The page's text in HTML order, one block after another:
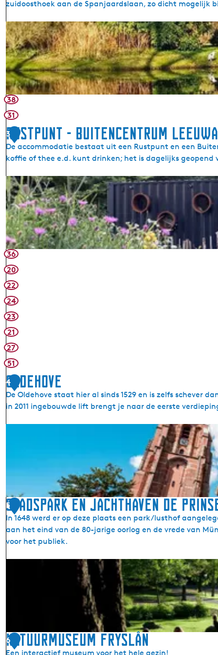
e
k
zuidoosthoek aan de Spanjaardslaan, zo dicht mogelijk
R
e
n
g
e
r
s
p
a
r
k
L
e
u
w
a
r
d
e
n
38
31
3
Rustpunt - Buitencentrum
De accommodatie bestaat uit een Rustpunt en een
koffie of thee e.d. kunt drinken; het is dagelijks geopend
R
u
s
t
p
u
n
t
-
B
u
i
t
e
n
c
e
n
t
r
m
a
r
d
e
r
36
20
22
24
23
21
27
51
4
Oldehove
De Oldehove staat hier al sinds 1529 en is zelfs schever
in 2011 ingebouwde lift brengt je naar de eerste
v
e
5
Stadspark en Jachthaven De
In 1648 werd er op deze plaats een park/lusthof
aan het eind van de 80-jarige oorlog en de vrede van
voor het publiek.
a
r
6
Natuurmuseum Fryslân
Een interactief museum voor het hele gezin!